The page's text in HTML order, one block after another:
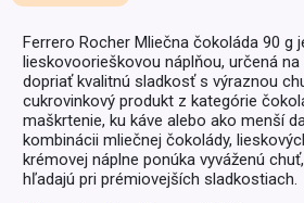
Ferrero Rocher Mliečna čokoláda 90 g
lieskovoorieškovou náplňou, určená
dopriať kvalitnú sladkosť s výraznou
cukrovinkový produkt z kategórie
maškrtenie, ku káve alebo ako menší
kombinácii mliečnej čokolády,
krémovej náplne ponúka vyváženú
hľadajú pri prémiovejších sladkostiach.